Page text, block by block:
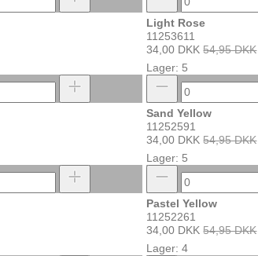
Light Rose
11253611
34,00 DKK 54,95 DKK
Lager: 5
Sand Yellow
11252591
34,00 DKK 54,95 DKK
Lager: 5
Pastel Yellow
11252261
34,00 DKK 54,95 DKK
Lager: 4